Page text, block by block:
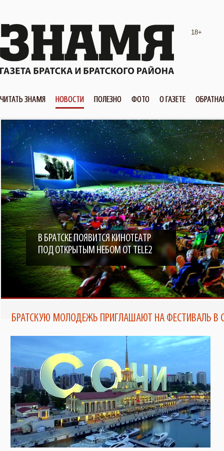
18+
ЧИТАТЬ ЗНАМЯ НОВОСТИ ПОЛЕЗНО ФОТО О ГАЗЕТЕ
В БРАТСКЕ ПОЯВИТСЯ КИНОТЕАТР
ПОД ОТКРЫТЫМ НЕБОМ ОТ TELE2
БРАТСКУЮ МОЛОДЕЖЬ ПРИГЛАШАЮТ НА ФЕСТИВАЛЬ В